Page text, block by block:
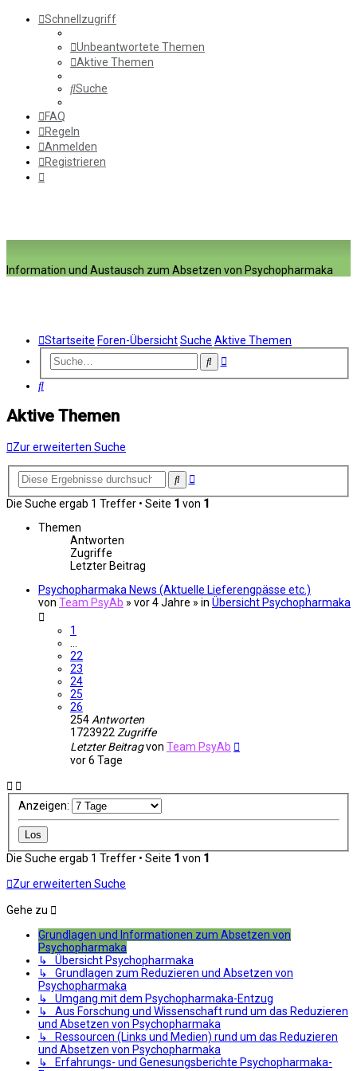
Schnellzugriff
Unbeantwortete Themen
Aktive Themen
Suche
FAQ
Regeln
Anmelden
Registrieren
Information und Austausch zum Absetzen von Psychopharmaka
Startseite Foren-ÜbersichtSuche Aktive Themen
SucheErweiterte
Suche
Aktive Themen
Zur erweiterten Suche
SucheErweiterte
Die Suche ergab 1 Treffer • Seite 1 von 1
Themen
Antworten
Zugriffe
Letzter Beitrag
Psychopharmaka News (Aktuelle Lieferengpässe etc.)
von Team PsyAb » vor 4 Jahre » in Übersicht Psychopharmaka
1
22
23
24
25
26
254 Antworten
1723922 Zugriffe
Letzter Beitragvon Team PsyAb
vor 6 Tage
Anzeigen:
Die Suche ergab 1 Treffer • Seite 1 von 1
Zur erweiterten Suche
Gehe zu
Grundlagen und Informationen zum Absetzen von
Psychopharmaka
↳ Übersicht Psychopharmaka
↳ Grundlagen zum Reduzieren und Absetzen von
Psychopharmaka
↳ Umgang mit dem Psychopharmaka-Entzug
↳ Aus Forschung und Wissenschaft rund um das Reduzieren
und Absetzen von Psychopharmaka
↳ Ressourcen (Links und Medien) rund um das Reduzieren
und Absetzen von Psychopharmaka
↳ Erfahrungs- und Genesungsberichte Psychopharmaka-